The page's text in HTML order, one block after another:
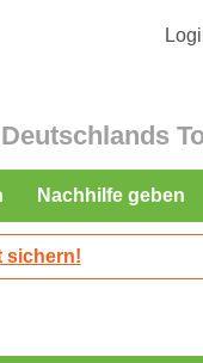
Deutschlands
Nachhilfe geben
sichern!